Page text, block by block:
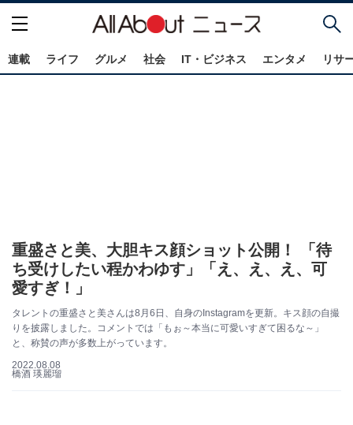
連載 ライフ グルメ 社会 IT・ビジネス エンタメ リサ
重盛さと美、大胆キス顔ショット公開！ 「待
ち受けしたい程かわゆす」「え、え、え、可
愛すぎ！」
タレントの重盛さと美さんは8月6日、自身のInstagramを更新。キス顔の自撮
りを披露しました。コメントでは「もぉ～本当に可愛いすぎて困るな～」
と、称賛の声が多数上がっています。
2022.08.08
橋酒 瑛麗瑠